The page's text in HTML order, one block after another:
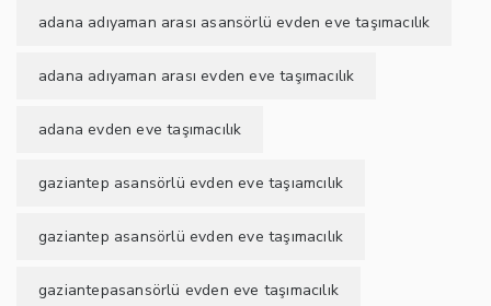
adana adıyaman arası asansörlü evden eve taşımacılık
adana adıyaman arası evden eve taşımacılık
adana evden eve taşımacılık
gaziantep asansörlü evden eve taşıamcılık
gaziantep asansörlü evden eve taşımacılık
gaziantepasansörlü evden eve taşımacılık